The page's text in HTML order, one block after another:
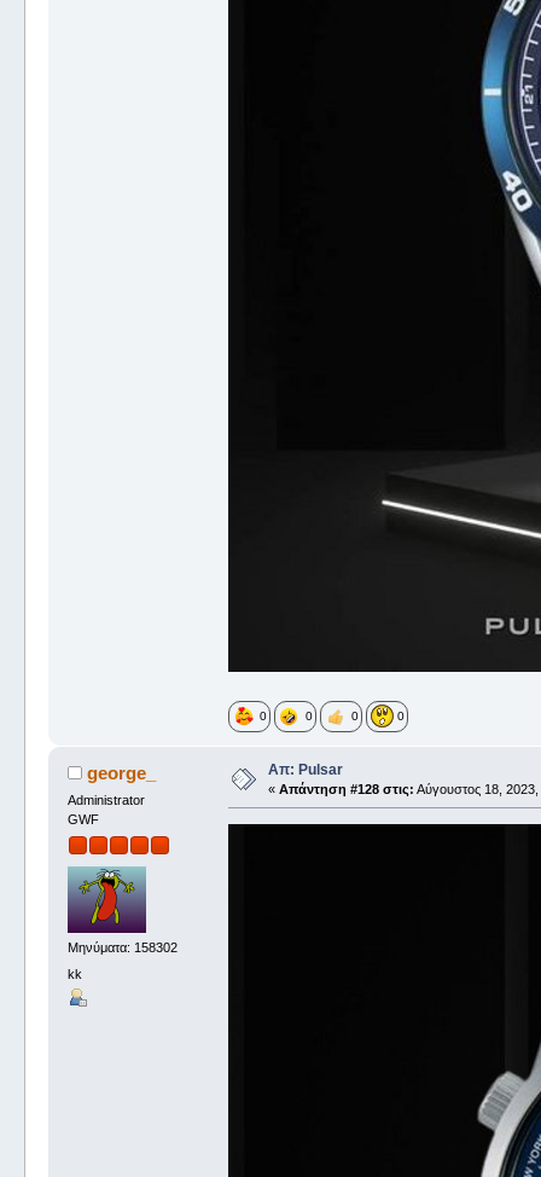
0 0 0 0
george_
Administrator
GWF
Μηνύματα: 158302
kk
Απ: Pulsar
« Απάντηση #128 στις: Αύγουστος 18,